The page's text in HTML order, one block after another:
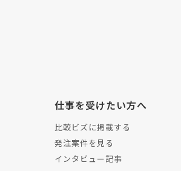
仕事を受けたい方へ
比較ビズに掲載する
発注案件を見る
インタビュー記事